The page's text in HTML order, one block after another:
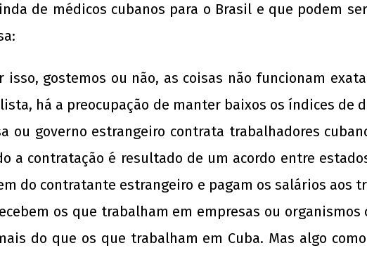
de médicos cubanos para o Brasil e que podem
isso, gostemos ou não, as coisas não funcionam
há a preocupação de manter baixos os índices de
ou governo estrangeiro contrata trabalhadores
a contratação é resultado de um acordo entre
do contratante estrangeiro e pagam os salários aos
os que trabalham em empresas ou organismos
do que os que trabalham em Cuba. Mas algo